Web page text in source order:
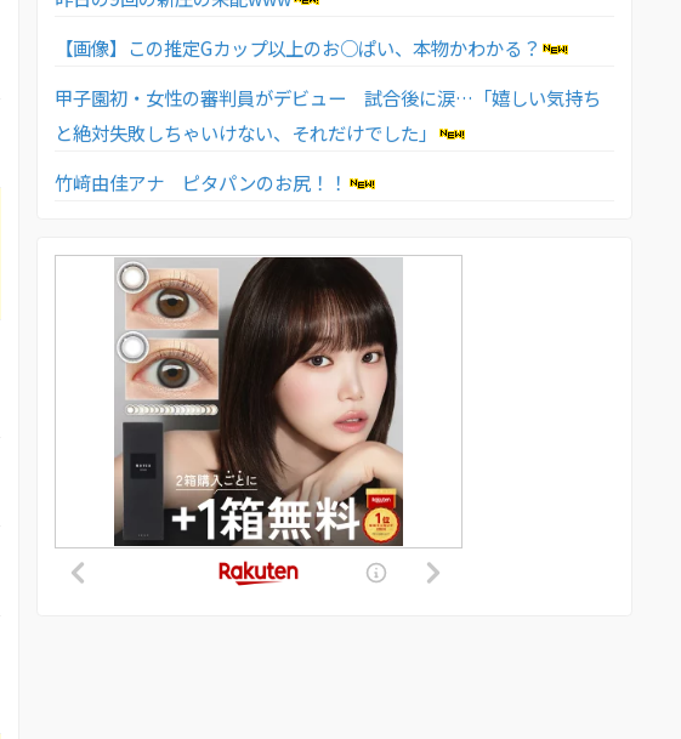
【画像】この推定Gカップ以上のお○ぱい、本物かわかる？
甲子園初・女性の審判員がデビュー 試合後に涙…「嬉しい気持ち
と絶対失敗しちゃいけない、それだけでした」
竹﨑由佳アナ ピタパンのお尻！！